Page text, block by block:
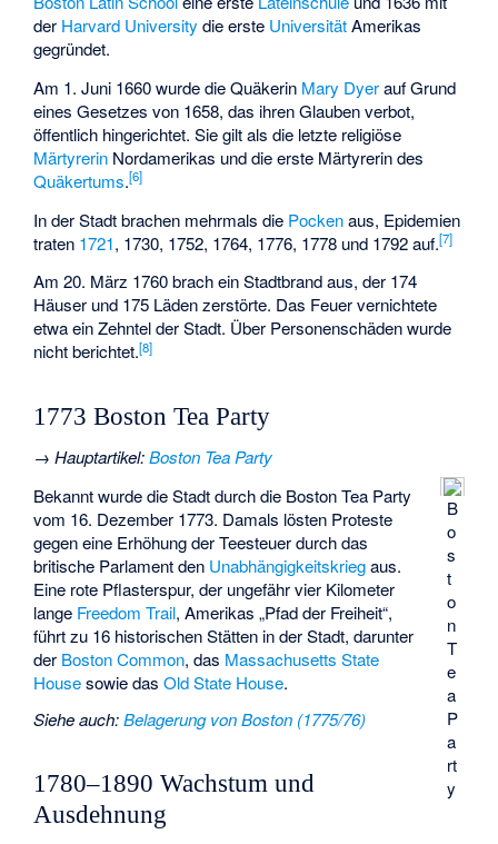
der Harvard University die erste UniversitätAmerikas
gegründet.
Am 1. Juni 1660 wurde die Quäkerin Mary Dyerauf Grund
eines Gesetzes von 1658, das ihren Glauben verbot,
öffentlich hingerichtet. Sie gilt als die letzte religiöse
Märtyrerin Nordamerikas und die erste Märtyrerin des
Quäkertums.[6]
In der Stadt brachen mehrmals die Pockenaus, Epidemien
traten 1721, 1730, 1752, 1764, 1776, 1778 und 1792 auf.[7]
Am 20. März 1760 brach ein Stadtbrand aus, der 174
Häuser und 175 Läden zerstörte. Das Feuer vernichtete
etwa ein Zehntel der Stadt. Über Personenschäden wurde
nicht berichtet.[8]
1773 Boston Tea Party
→Hauptartikel:Boston Tea Party
B
o
s
t
o
n
T
e
a
P
a
rt
y
Bekannt wurde die Stadt durch die Boston Tea Party
vom 16. Dezember 1773. Damals lösten Proteste
gegen eine Erhöhung der Teesteuer durch das
britische Parlament den Unabhängigkeitskriegaus.
Eine rote Pflasterspur, der ungefähr vier Kilometer
lange Freedom Trail, Amerikas „Pfad der Freiheit“,
führt zu 16 historischen Stätten in der Stadt, darunter
der Boston Common, das Massachusetts State
Housesowie dasOld State House.
Siehe auch:Belagerung von Boston (1775/76)
1780–1890 Wachstum und
Ausdehnung